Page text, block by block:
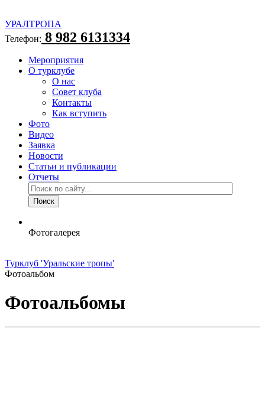
УРАЛТРОПА
Телефон: 8 982 6131334
Мероприятия
О турклубе
О нас
Совет клуба
Контакты
Как вступить
Фото
Видео
Заявка
Новости
Статьи и публикации
Отчеты
Фотогалерея
Турклуб 'Уральские тропы'
Фотоальбом
Фотоальбомы